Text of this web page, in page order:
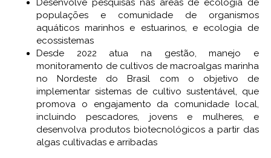
Desenvolve pesquisas nas áreas de ecologia de
populações e comunidade de organismos
aquáticos marinhos e estuarinos, e ecologia de
ecossistemas
Desde 2022 atua na gestão, manejo e
monitoramento de cultivos de macroalgas marinha
no Nordeste do Brasil com o objetivo de
implementar sistemas de cultivo sustentável, que
promova o engajamento da comunidade local,
incluindo pescadores, jovens e mulheres, e
desenvolva produtos biotecnológicos a partir das
algas cultivadas e arribadas